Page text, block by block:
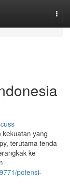
yang
terutama tenda
ke
potensi-